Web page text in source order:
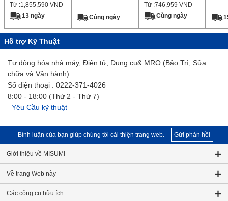
thấp
Từ :1,855,590 VND
13 ngày
Cùng ngày
Từ :746,959 VND
Cùng ngày
Hỗ trợ Kỹ Thuật
Tự động hóa nhà máy, Điện tử, Dụng cụ& MRO (Bảo Trì, Sửa
chữa và Vận hành)
Số điện thoại : 0222-371-4026
8:00 - 18:00 (Thứ 2 - Thứ 7)
Yêu Cầu kỹ thuật
Bình luận của bạn giúp chúng tôi cải thiện trang web. Gửi phản hồi
Giới thiệu về MISUMI
Về trang Web này
Các công cụ hữu ích